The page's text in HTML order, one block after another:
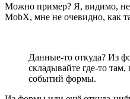
Можно пример? Я, видимо,
MobX, мне не очевидно, как
Данные-то откуда? Из
складывайте где-то там,
событий формы.